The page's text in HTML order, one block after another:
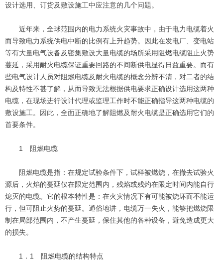
设计选用、订货及敷设施工中应注意的几个问题。
近年来，全球范围内的电力系统火灾事故中，由于电力电缆着火
而导致电力系统供电中断的比例有上升趋势。因此在发电厂、变电站
等有大量电气设备及密集敷设大量电缆的场所采用阻燃电缆阻止火势
蔓延，采用耐火电缆保证重要回路的不间断供电显得日益重要。而有
些电气设计人员对阻燃电缆及耐火电缆的概念分辨不清，对二者的结
构及特性不甚了解，从而导致无法根据供电要求正确设计选用这两种
电缆，在现场进行设计代理或监理工作时不能正确指导这两种电缆的
敷设施工。因此，全面正确地了解阻燃及耐火电缆是正确选用它们的
首要条件。
1 阻燃电缆
阻燃电缆是指：在规定试验条件下，试样被燃烧，在撤去试验火
源后，火焰的蔓延仅在限定范围内，残焰或残灼在限定时间内能自行
熄灭的电缆。它的根本特性是：在火灾情况下有可能被烧坏而不能运
行，但可阻止火势的蔓延。通俗地讲，电缆万一失火，能够把燃烧限
制在局部范围内，不产生蔓延，保住其他的各种设备，避免造成更大
的损失。
1．1 阻燃电缆的结构特点